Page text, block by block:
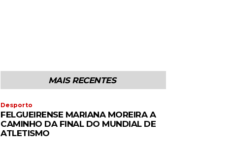
MAIS RECENTES
Desporto
FELGUEIRENSE MARIANA MOREIRA A
CAMINHO DA FINAL DO MUNDIAL DE
ATLETISMO